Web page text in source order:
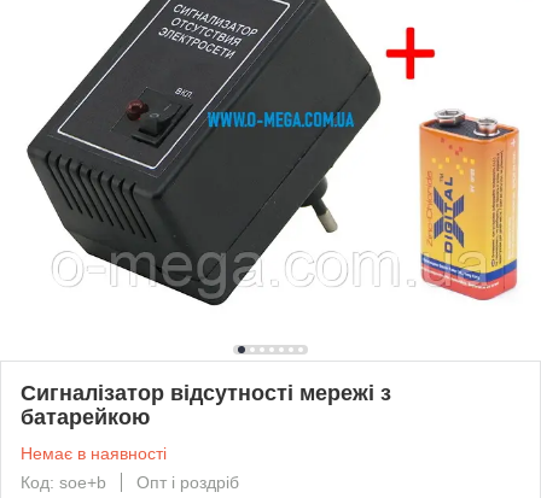
Сигналізатор відсутності мережі з
батарейкою
Немає в наявності
Код: soe+b
Опт і роздріб